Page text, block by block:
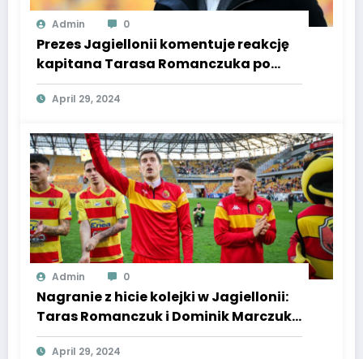
Admin 0
Prezes Jagiellonii komentuje reakcję
kapitana Tarasa Romanczuka po
trafieniu kolejki. Wypowiedziano
słowa o poezji, motylach i
April 29, 2024
Admin 0
Nagranie z hicie kolejki w Jagiellonii:
Taras Romanczuk i Dominik Marczuk
w roli głównej
April 29, 2024